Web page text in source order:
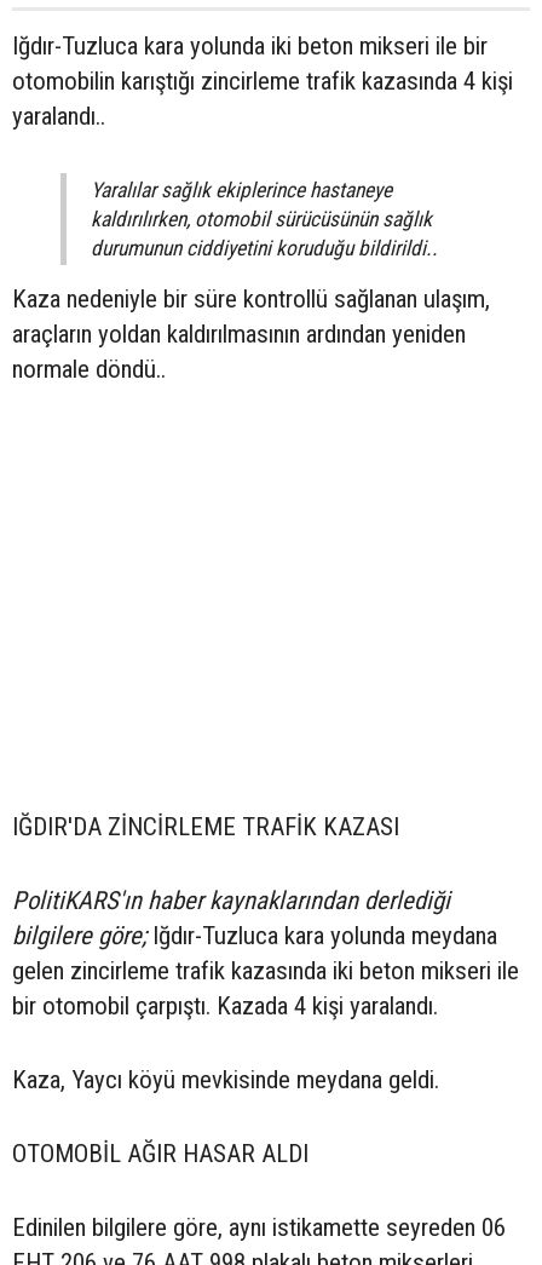
Iğdır-Tuzluca kara yolunda iki beton mikseri ile bir
otomobilin karıştığı zincirleme trafik kazasında 4 kişi
yaralandı..
Yaralılar sağlık ekiplerince hastaneye
kaldırılırken, otomobil sürücüsünün sağlık
durumunun ciddiyetini koruduğu bildirildi..
Kaza nedeniyle bir süre kontrollü sağlanan ulaşım,
araçların yoldan kaldırılmasının ardından yeniden
normale döndü..
IĞDIR'DA ZİNCİRLEME TRAFİK KAZASI
PolitiKARS'ın haber kaynaklarından derlediği
bilgilere göre;Iğdır-Tuzluca kara yolunda meydana
gelen zincirleme trafik kazasında iki beton mikseri ile
bir otomobil çarpıştı. Kazada 4 kişi yaralandı.
Kaza, Yaycı köyü mevkisinde meydana geldi.
OTOMOBİL AĞIR HASAR ALDI
Edinilen bilgilere göre, aynı istikamette seyreden 06